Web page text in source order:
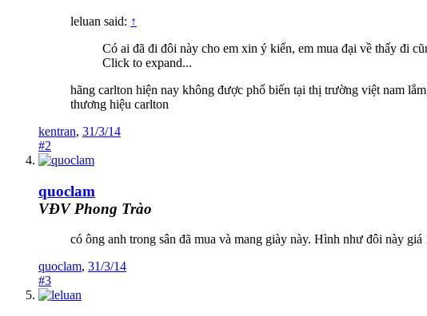
leluan said: ↑
Có ai đã đi đôi này cho em xin ý kiến, em mua đại về thấy đi
Click to expand...
hãng carlton hiện nay không được phổ biến tại thị trường việt nam
thương hiệu carlton
kentran, 31/3/14
#2
quoclam
VĐV Phong Trào
có ông anh trong sân đã mua và mang giày này. Hình như đôi này giá
quoclam, 31/3/14
#3